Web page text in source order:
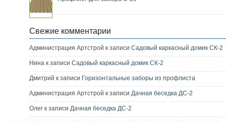
Свежие комментарии
Администрация Артстрой к записи Садовый каркасный домик СК-2
Нина к записи Садовый каркасный домик СК-2
Дмитрий к записи Горизонтальные заборы из профлиста
Администрация Артстрой к записи Дачная беседка ДС-2
Олег к записи Дачная беседка ДС-2